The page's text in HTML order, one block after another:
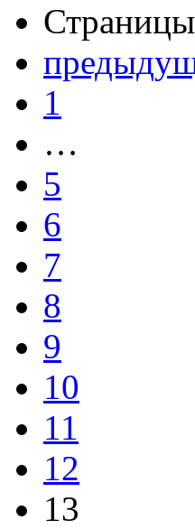
1
…
5
6
7
8
9
10
11
12
13